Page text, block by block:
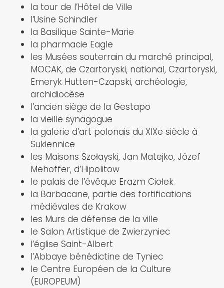
la tour de l’Hôtel de Ville
l’Usine Schindler
la Basilique Sainte-Marie
la pharmacie Eagle
les Musées souterrain du marché principal,
MOCAK, de Czartoryski, national, Czartoryski,
Emeryk Hutten-Czapski, archéologie,
archidiocèse
l’ancien siège de la Gestapo
la vieille synagogue
la galerie d’art polonais du XIXe siècle à
Sukiennice
les Maisons Szołayski, Jan Matejko, Józef
Mehoffer, d’Hipolitow
le palais de l’évêque Erazm Ciołek
la Barbacane, partie des fortifications
médiévales de Krakow
les Murs de défense de la ville
le Salon Artistique de Zwierzyniec
l’église Saint-Albert
l’Abbaye bénédictine de Tyniec
le Centre Européen de la Culture
(EUROPEUM)